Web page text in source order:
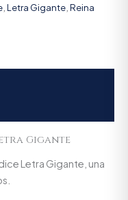
Letra Gigante Reina
Gigante
Letra Gigante, una